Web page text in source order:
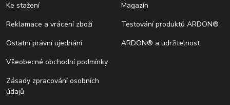
Ke stažení
Reklamace a vrácení zboží
Ostatní právní ujednání
Všeobecné obchodní podmínky
Zásady zpracování osobních
údajů
Magazín
Testování produktů ARDON®
ARDON® a udržitelnost